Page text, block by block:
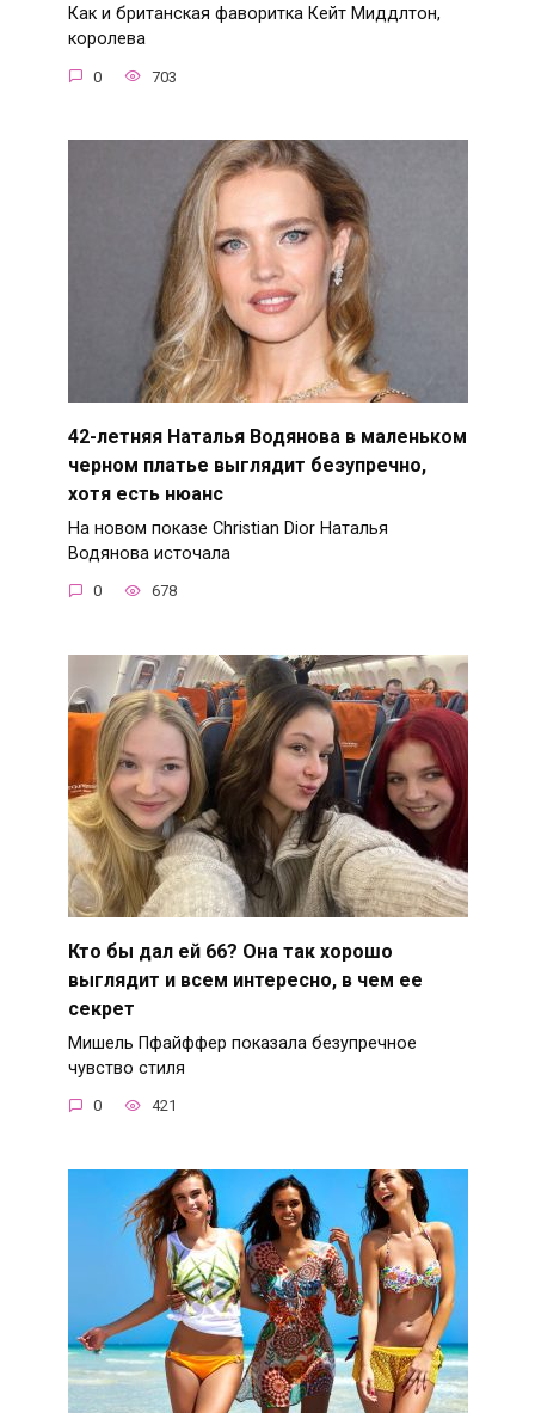
Как и британская фаворитка Кейт Миддлтон,
королева
0 703
42-летняя Наталья Водянова в маленьком
черном платье выглядит безупречно,
хотя есть нюанс
На новом показе Christian Dior Наталья
Водянова источала
0 678
Кто бы дал ей 66? Она так хорошо
выглядит и всем интересно, в чем ее
секрет
Мишель Пфайффер показала безупречное
чувство стиля
0 421